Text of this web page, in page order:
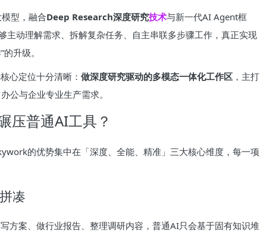
型，融合Deep Research深度研究技术与新一代AI Agent框
主动理解需求、拆解复杂任务、自主串联多步骤工作，真正实现
升级。
心定位十分清晰： 做深度研究驱动的多模态一体化工作区 ，主打
公与企业专业生产需求。
压普通AI工具？
的优势集中在「深度、全能、精准」三大核心维度，每一项
凑
方案、做行业报告、整理调研内容，普通AI只会基于固有知识堆